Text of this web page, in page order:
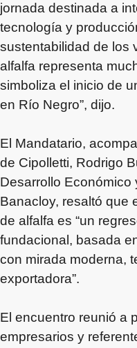
jornada destinada a
tecnología y
sustentabilidad de los
alfalfa representa
simboliza el inicio de
en Río Negro”, dijo.
El Mandatario,
de Cipolletti, Rodrigo
Desarrollo Económico
Banacloy, resaltó que
de alfalfa es “un
fundacional, basada
con mirada moderna,
exportadora”.
El encuentro reunió a
empresarios y